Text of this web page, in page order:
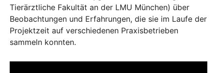
Tierärztliche Fakultät an der LMU München) über
Beobachtungen und Erfahrungen, die sie im Laufe der
Projektzeit auf verschiedenen Praxisbetrieben
sammeln konnten.